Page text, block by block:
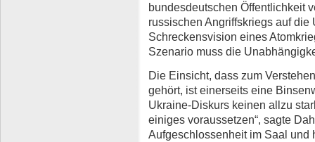
bundesdeutschen Öffentlichkeit
russischen Angriffskriegs auf
Schreckensvision eines
Szenario muss die
Die Einsicht, dass zum
gehört, ist einerseits eine
Ukraine-Diskurs keinen allzu
einiges voraussetzen“, sagte
Aufgeschlossenheit im Saal und